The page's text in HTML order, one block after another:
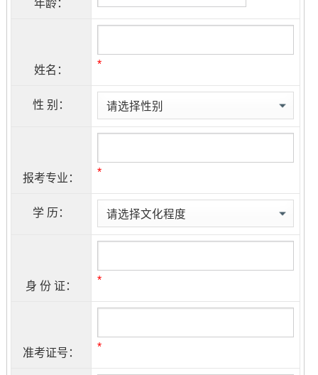
年龄：
姓名： *
性 别：
报考专业： *
学 历：
身 份 证： *
准考证号： *